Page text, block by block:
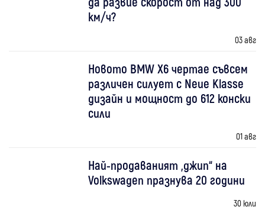
км/ч?
03 авг
Новото BMW X6 чертае съвсем
различен силует с Neue Klasse
дизайн и мощност до 612 конски
сили
01 авг
Най-продаваният „джип“ на
Volkswagen празнува 20 години
30 юли